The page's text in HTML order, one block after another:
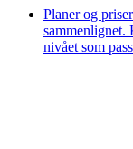
Planer og priser
sammenlignet.
nivået som